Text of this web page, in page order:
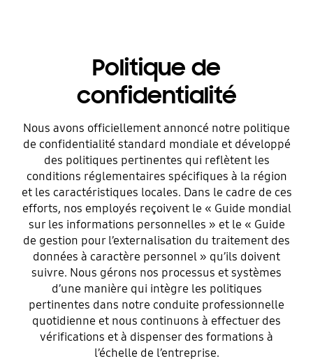
Politique de
confidentialité
Nous avons officiellement annoncé notre politique
de confidentialité standard mondiale et développé
des politiques pertinentes qui reflètent les
conditions réglementaires spécifiques à la région
et les caractéristiques locales. Dans le cadre de ces
efforts, nos employés reçoivent le « Guide mondial
sur les informations personnelles » et le « Guide
de gestion pour l’externalisation du traitement des
données à caractère personnel » qu’ils doivent
suivre. Nous gérons nos processus et systèmes
d’une manière qui intègre les politiques
pertinentes dans notre conduite professionnelle
quotidienne et nous continuons à effectuer des
vérifications et à dispenser des formations à
l’échelle de l’entreprise.